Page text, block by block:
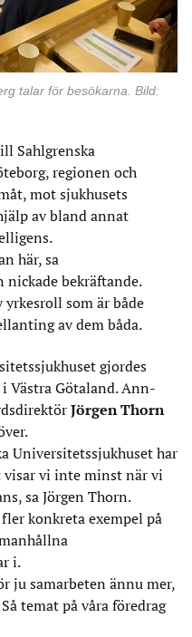
talar för besökarna. Bild:
Sahlgrenska
regionen och
mot sjukhusets
av bland annat
här, sa
bekräftande.
som är både
av dem båda.
gjordes
Västra Götaland. Ann-
Jörgen Thorn
Universitetssjukhuset har
vi inte minst när vi
sa Jörgen Thorn.
konkreta exempel på
i.
ju samarbeten ännu mer,
temat på våra föredrag